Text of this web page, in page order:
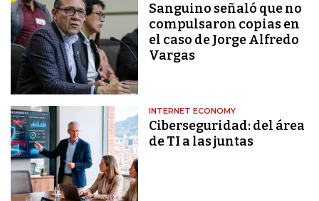
Sanguino señaló que no
compulsaron copias en
el caso de Jorge Alfredo
Vargas
INTERNET ECONOMY
Ciberseguridad: del área
de TI a las juntas